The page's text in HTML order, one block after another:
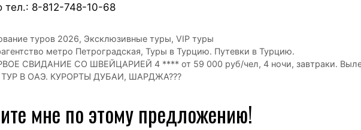
тел.: 8-812-748-10-68
туров 2026, Эксклюзивные туры, VIP туры
метро Петроградская, Туры в Турцию. Путевки в Турцию.
СВИДАНИЕ СО ШВЕЙЦАРИЕЙ 4 **** от 59 000 руб/чел, 4 ночи, завтраки.
В ОАЭ. КУРОРТЫ ДУБАИ, ШАРДЖА???
мне по этому предложению!